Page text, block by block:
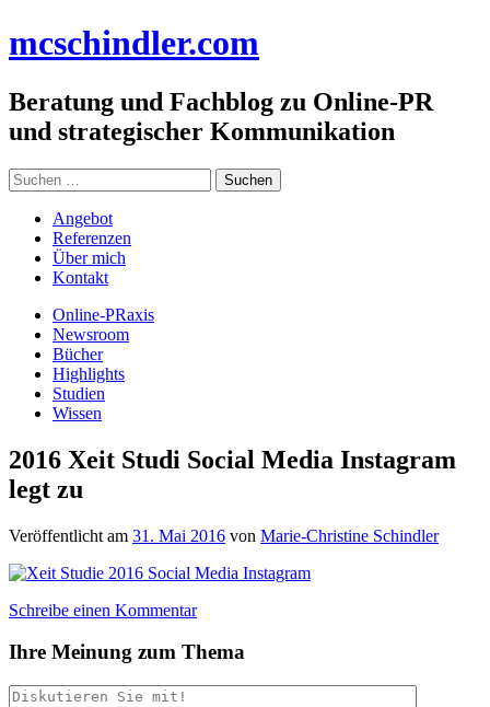
Inhalt
mcschindler.com
Beratung und Fachblog zu Online-PR
und strategischer Kommunikation
Suchen
nach:
Angebot
Referenzen
Über mich
Kontakt
Online-PRaxis
Newsroom
Bücher
Highlights
Studien
Wissen
2016 Xeit Studi Social Media Instagram
legt zu
Veröffentlicht am 31. Mai 2016 von Marie-Christine Schindler
Schreibe einen Kommentar
Ihre Meinung zum Thema